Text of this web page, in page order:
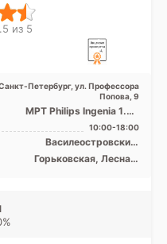
из 5
Петербург, ул. Профессора
Попова, 9
МРТ Philips Ingenia 1.5Т
закрытый тип, КТ Philips
Ingenuity 128 срезов
10:00-18:00
Василеостровский,
Выборгский, Петроградский,
Приморский
Горьковская, Лесная,